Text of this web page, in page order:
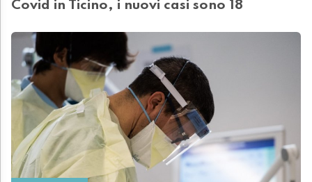
Covid in Ticino, i nuovi casi sono 18